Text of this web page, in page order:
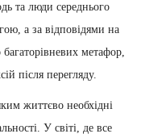
та люди середнього
а за відповідями на
метафор,
після перегляду.
життєво необхідні
У світі, де все